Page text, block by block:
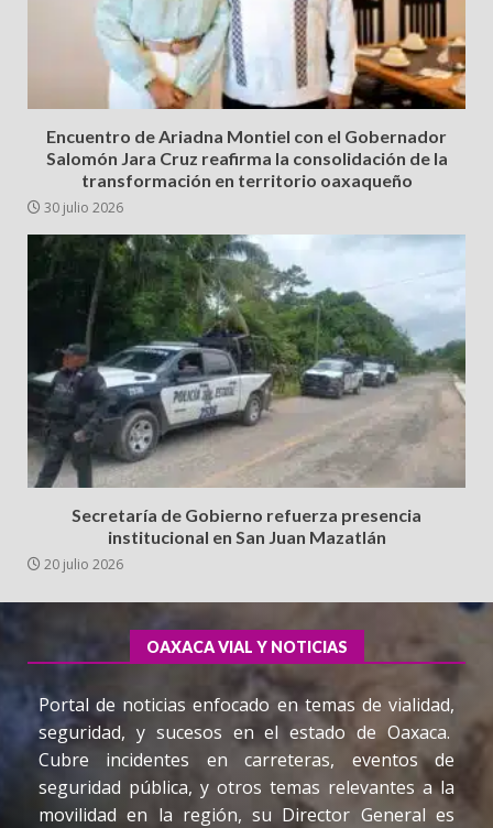
Encuentro de Ariadna Montiel con el Gobernador
Salomón Jara Cruz reafirma la consolidación de la
transformación en territorio oaxaqueño
30 julio 2026
Secretaría de Gobierno refuerza presencia
institucional en San Juan Mazatlán
20 julio 2026
OAXACA VIAL Y NOTICIAS
Portal de noticias enfocado en temas de vialidad,
seguridad, y sucesos en el estado de Oaxaca.
Cubre incidentes en carreteras, eventos de
seguridad pública, y otros temas relevantes a la
movilidad en la región, su Director General es